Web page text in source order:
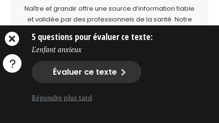
5 questions pour évaluer ce texte:
L'enfant anxieux
Évaluer ce texte
Répondre plus tard
Naître et grandir offre une source d’information fiable
et validée par des professionnels de la santé. Notre
leur enfant. Naître et grandir bénéficie du soutien
financier de laFondation Lucie et André Chagnon
Avertissement. Le contenu diffusé sur ce site Web ne
sert qu’à des fins d’information et ne remplace pas
l’opinion d’un professionnel de la santé ou du
développement des enfants.